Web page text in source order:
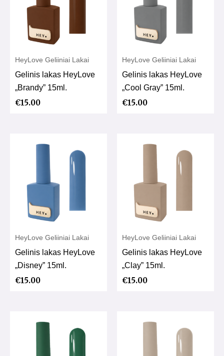
HeyLove Geliiniai Lakai
Gelinis lakas HeyLove
„Brandy” 15ml.
€15.00
HeyLove Geliiniai Lakai
Gelinis lakas HeyLove
„Cool Gray” 15ml.
€15.00
HeyLove Geliiniai Lakai
Gelinis lakas HeyLove
„Disney” 15ml.
€15.00
HeyLove Geliiniai Lakai
Gelinis lakas HeyLove
„Clay” 15ml.
€15.00